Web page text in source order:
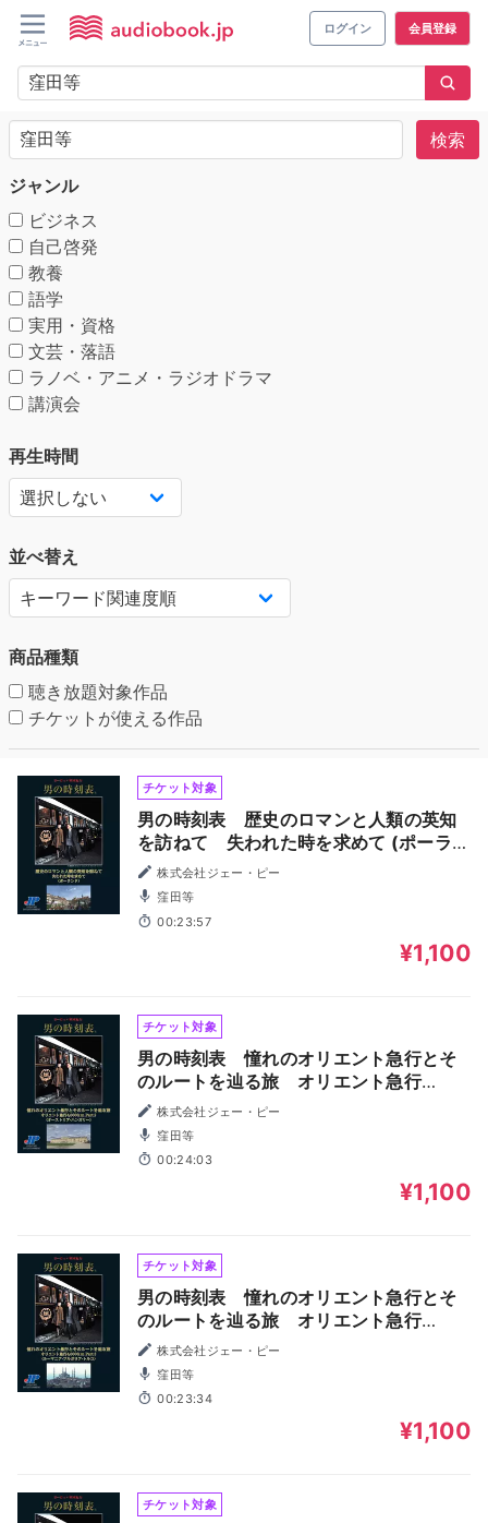
ログイン 会員登録
検索
ジャンル
ビジネス
自己啓発
教養
語学
実用・資格
文芸・落語
ラノベ・アニメ・ラジオドラマ
講演会
再生時間
並べ替え
商品種類
聴き放題対象作品
チケットが使える作品
チケット対象
男の時刻表 歴史のロマンと人類の英知
を訪ねて 失われた時を求めて (ポーラン
ド)株式会社ジェー・ピー
窪田等
00:23:57
¥1,100
チケット対象
男の時刻表 憧れのオリエント急行とそ
のルートを辿る旅 オリエント急行
4,000ｋm Part.2(オーストリア・ハン
ガリー)
株式会社ジェー・ピー
窪田等
00:24:03
¥1,100
チケット対象
男の時刻表 憧れのオリエント急行とそ
のルートを辿る旅 オリエント急行
4,000ｋm Part.3(ルーマニア・ブルガ
リア)
株式会社ジェー・ピー
窪田等
00:23:34
¥1,100
チケット対象